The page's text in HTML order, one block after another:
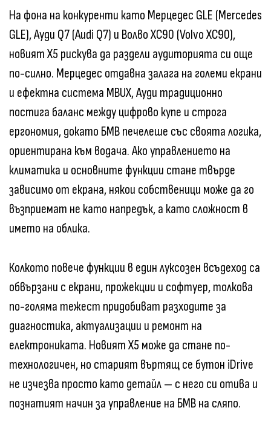
На фона на конкуренти като Мерцедес GLE (Mercedes
GLE), Ауди Q7 (Audi Q7) и Волво XC90 (Volvo XC90),
новият X5 рискува да раздели аудиторията си още
по-силно. Мерцедес отдавна залага на големи екрани
и ефектна система MBUX, Ауди традиционно
постига баланс между цифрово купе и строга
ергономия, докато БМВ печелеше със своята логика,
ориентирана към водача. Ако управлението на
климатика и основните функции стане твърде
зависимо от екрана, някои собственици може да го
възприемат не като напредък, а като сложност в
името на облика.
Колкото повече функции в един луксозен всъдеход са
обвързани с екрани, прожекции и софтуер, толкова
по-голяма тежест придобиват разходите за
диагностика, актуализации и ремонт на
електрониката. Новият X5 може да стане по-
технологичен, но старият въртящ се бутон iDrive
не изчезва просто като детайл — с него си отива и
познатият начин за управление на БМВ на сляпо.